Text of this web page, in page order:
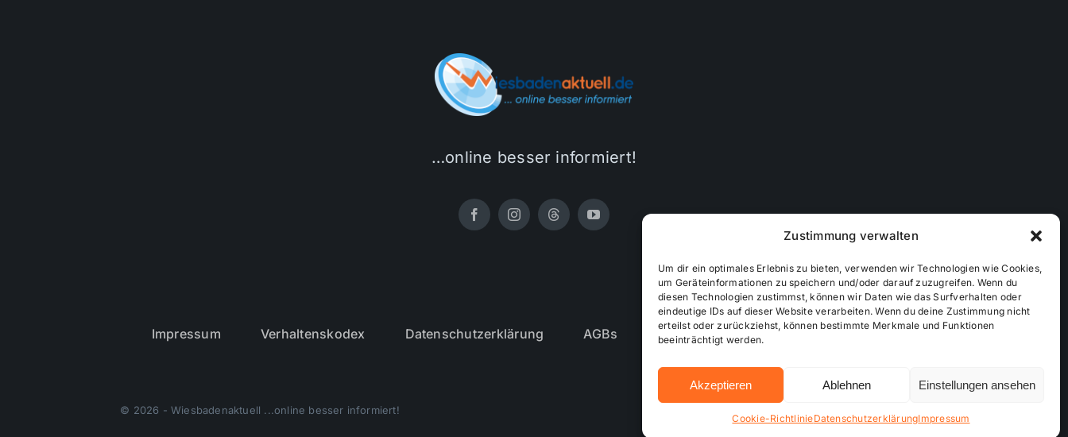
Zustimmung verwalten
Um dir ein optimales Erlebnis zu bieten, verwenden wir Technologien wie Cookies,
um Geräteinformationen zu speichern und/oder darauf zuzugreifen. Wenn du
diesen Technologien zustimmst, können wir Daten wie das Surfverhalten oder
eindeutige IDs auf dieser Website verarbeiten. Wenn du deine Zustimmung nicht
erteilst oder zurückziehst, können bestimmte Merkmale und Funktionen
beeinträchtigt werden.
Akzeptieren Ablehnen Einstellungen ansehen
Cookie-RichtlinieDatenschutzerklärungImpressum
…online besser informiert!
Impressum Verhaltenskodex Datenschutzerklärung AGBs Cookie-Richtlinie (EU) Mediendaten
© 2026 - Wiesbadenaktuell ...online besser informiert!